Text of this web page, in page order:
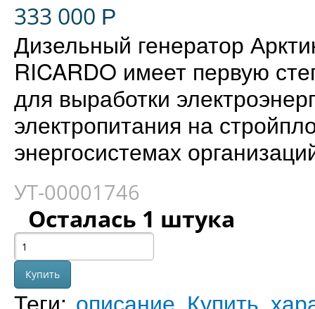
333 000 Р
Дизельный генератор
RICARDO имеет первую
для выработки
электропитания на
энергосистемах
УТ-00001746
Осталась 1 штука
Теги: описание Купить